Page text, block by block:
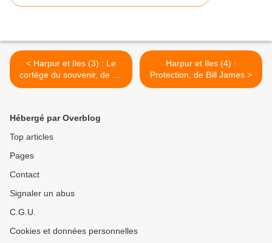
< Harpur et Iles (3) : Le
cortège du souvenir, de Bill
James
Harpur et Iles (4) :
Protection, de Bill James >
Hébergé par Overblog
Top articles
Pages
Contact
Signaler un abus
C.G.U.
Cookies et données personnelles